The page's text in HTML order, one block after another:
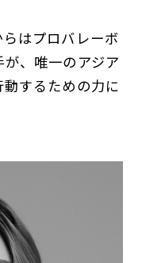
はプロバレーボ
、唯一のアジア
するための力に